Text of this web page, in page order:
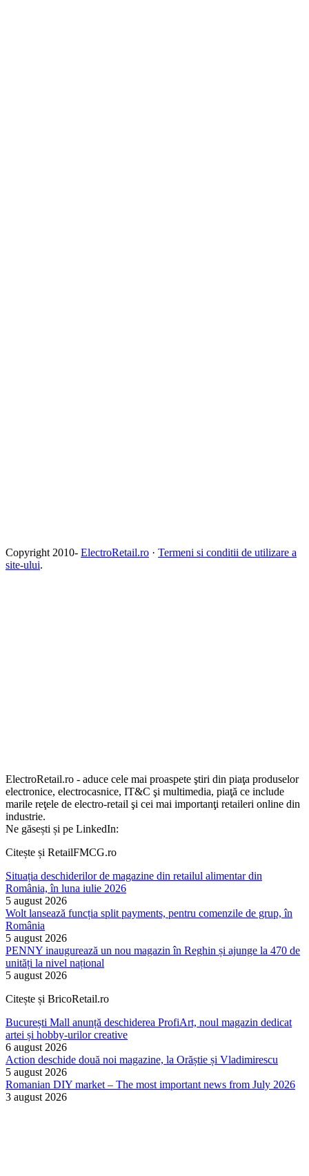
Copyright 2010- ElectroRetail.ro · Termeni si conditii de utilizare a
site-ului.
ElectroRetail.ro - aduce cele mai proaspete ştiri din piaţa produselor
electronice, electrocasnice, IT&C şi multimedia, piaţă ce include
marile reţele de electro-retail şi cei mai importanţi retaileri online din
industrie.
Ne găsești și pe LinkedIn:
Citește și RetailFMCG.ro
Situația deschiderilor de magazine din retailul alimentar din
România, în luna iulie 2026
5 august 2026
Wolt lansează funcția split payments, pentru comenzile de grup, în
România
5 august 2026
PENNY inaugurează un nou magazin în Reghin și ajunge la 470 de
unități la nivel național
5 august 2026
Citește și BricoRetail.ro
București Mall anunță deschiderea ProfiArt, noul magazin dedicat
artei și hobby-urilor creative
6 august 2026
Action deschide două noi magazine, la Orăștie și Vladimirescu
5 august 2026
Romanian DIY market – The most important news from July 2026
3 august 2026